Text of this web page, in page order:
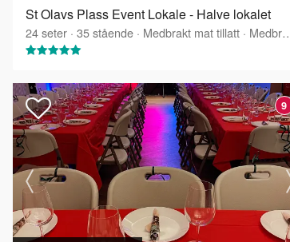
St Olavs Plass Event Lokale - Halve lokalet
24seter · 35stående · Medbrakt mat tillatt · Medbrakt drikke tillatt
9